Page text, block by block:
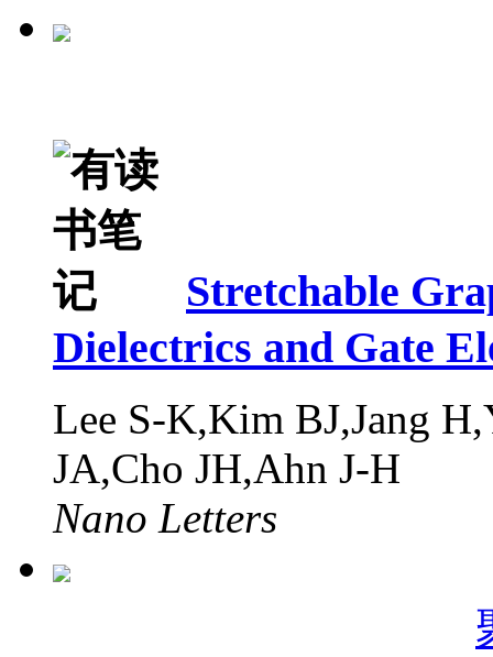
Stretchable
Dielectrics and Gate
Lee S-K,Kim BJ,Jang
JA,Cho JH,Ahn J-H
Nano Letters